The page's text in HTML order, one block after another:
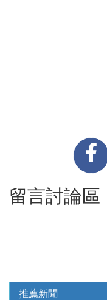
留言討論區
推薦新聞